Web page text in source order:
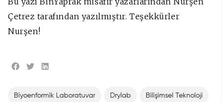
Çetrez tarafından yazılmıştır. Teşekkürler
Nurşen!
Biyoenformik Laboratuvar Drylab Bilişimsel Teknoloji